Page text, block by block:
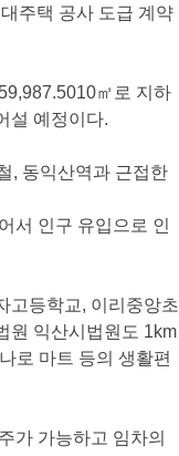
주택공사도급계약
59,987.5010㎡ 로지하
설예정이다.
, 동익산역과근접한
서인구유입으로인
고등학교, 이리중앙초
원익산시법원도 1km
로마트등의생활편
가가능하고임차의